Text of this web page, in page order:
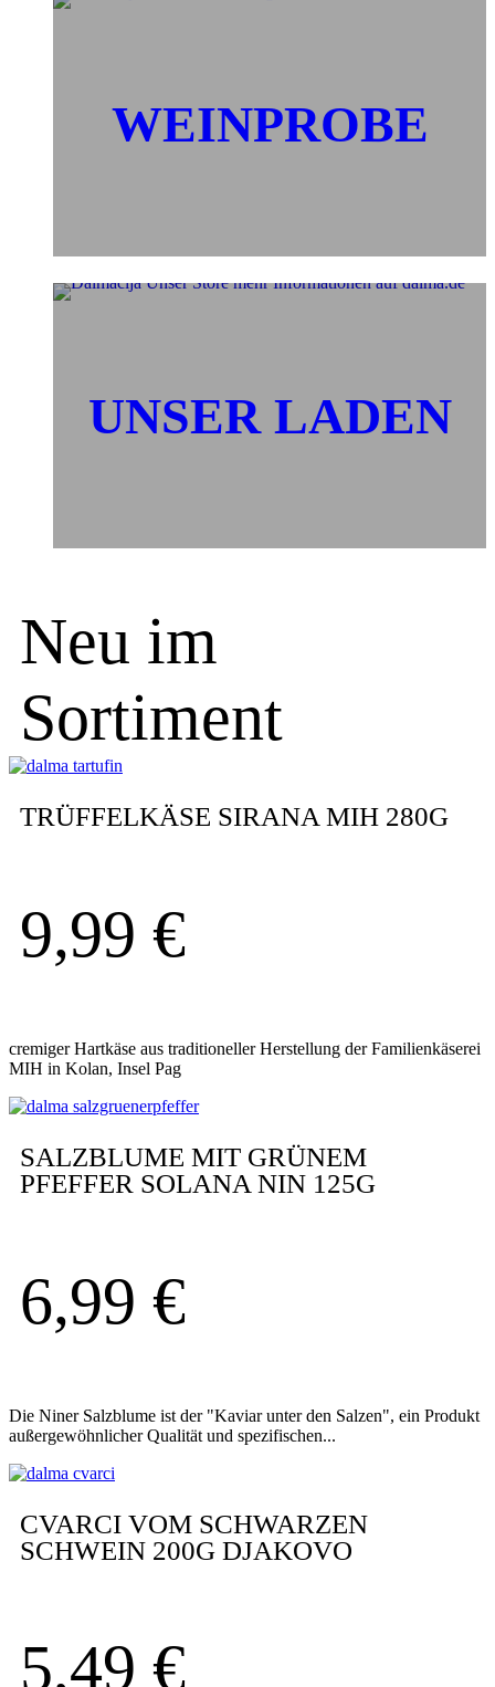
WEINPROBE
UNSER LADEN
Neu im
Sortiment
TRÜFFELKÄSE SIRANA MIH 280G
9,99 €
cremiger Hartkäse aus traditioneller Herstellung der Familienkäserei
MIH in Kolan, Insel Pag
SALZBLUME MIT GRÜNEM
PFEFFER SOLANA NIN 125G
6,99 €
Die Niner Salzblume ist der "Kaviar unter den Salzen", ein Produkt
außergewöhnlicher Qualität und spezifischen...
CVARCI VOM SCHWARZEN
SCHWEIN 200G DJAKOVO
5,49 €